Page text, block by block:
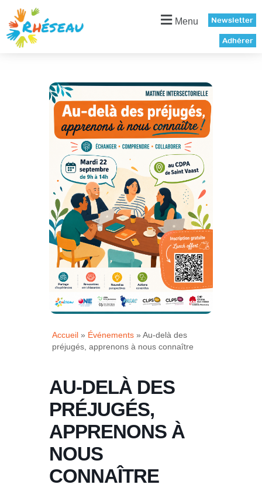
Menu Newsletter
Adhérer
Accueil » Événements » Au-delà des
préjugés, apprenons à nous connaître
AU-DELÀ DES
PRÉJUGÉS,
APPRENONS À
NOUS
CONNAÎTRE
Panneau de gestion des cookies